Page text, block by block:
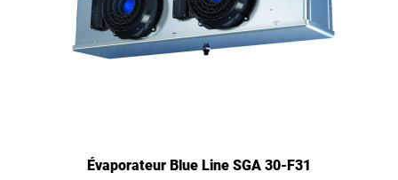
Évaporateur Blue Line SGA 30-F31